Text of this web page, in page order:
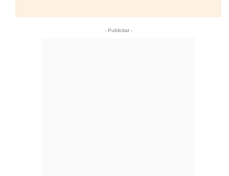
- Publicitat -